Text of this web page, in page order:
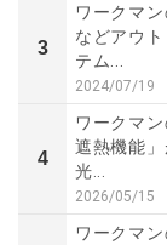
3
ワークマ
などアウ
テム...
2024/07/19
4
ワークマ
遮熱機能
光...
2026/05/15
ワークマ